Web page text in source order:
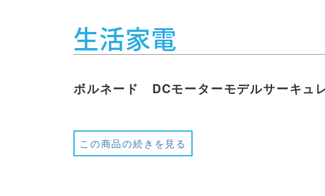
生活家電
ボルネード DCモーターモデルサーキュ
この商品の続きを見る